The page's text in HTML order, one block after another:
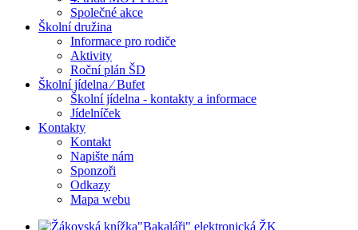
Společné akce
Školní družina
Informace pro rodiče
Aktivity
Roční plán ŠD
Školní jídelna ⁄ Bufet
Školní jídelna - kontakty a informace
Jídelníček
Kontakty
Kontakt
Napište nám
Sponzoři
Odkazy
Mapa webu
"Bakaláři" elektronická ŽK